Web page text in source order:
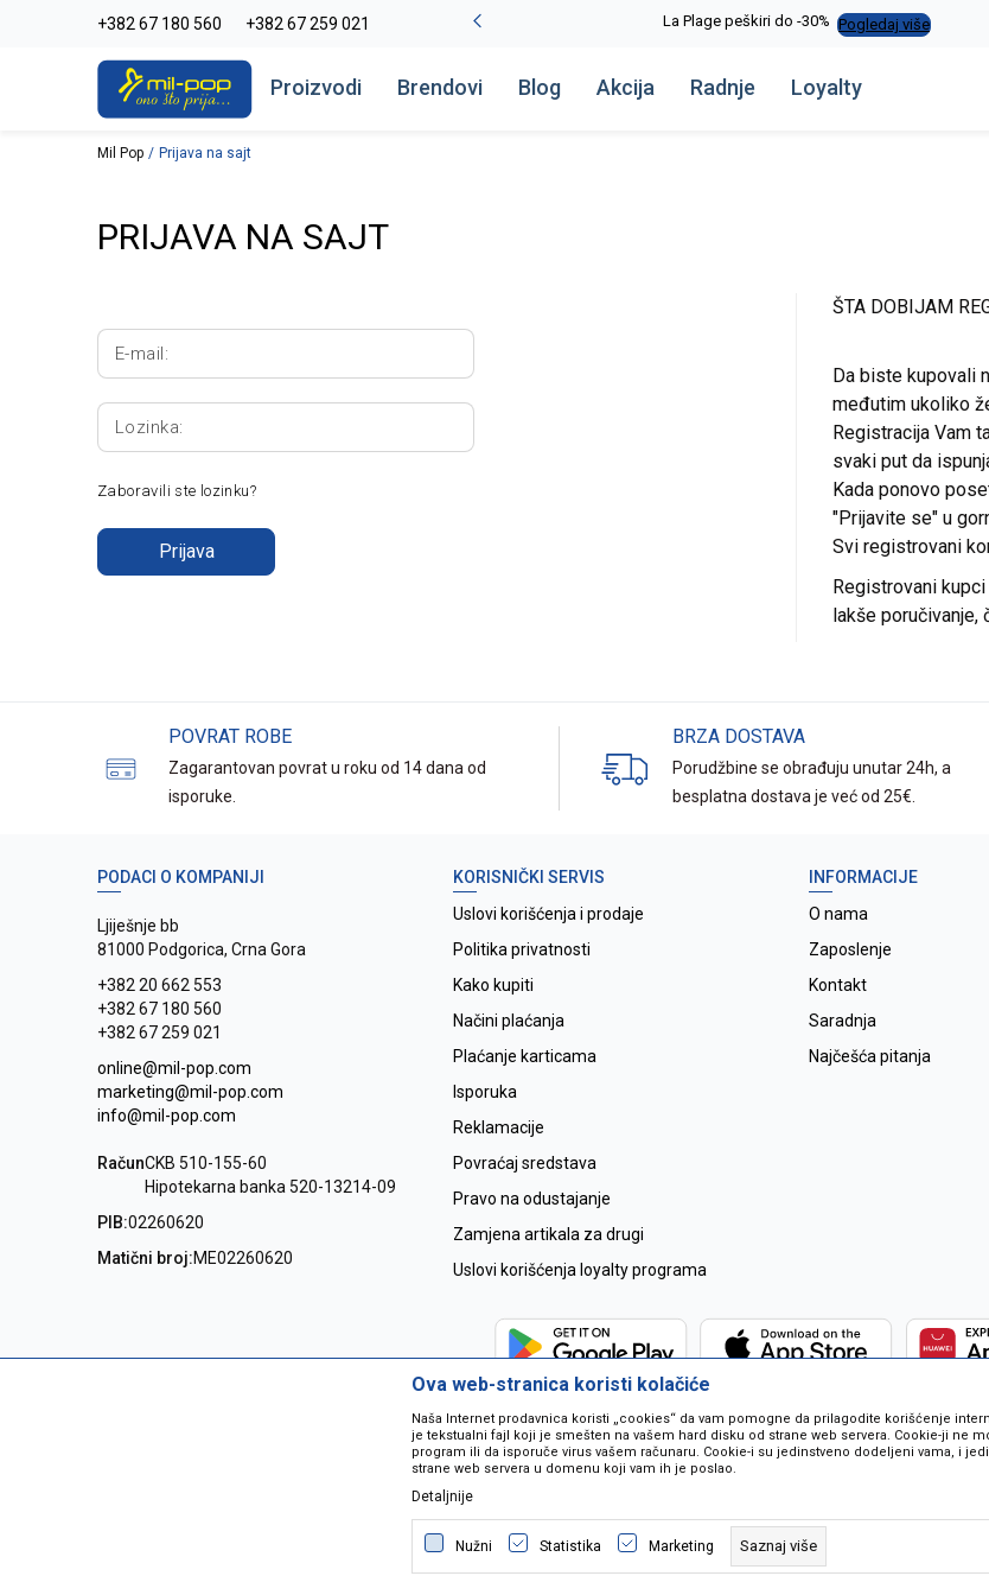
+382 67 180 560 +382 67 259 021
-20% na kompletan asortiman Pogledaj više La Plage peškiri do -30% Pogledaj više
Proizvodi Brendovi Blog Akcija Radnje Loyalty
Mil Pop Prijava na sajt
PRIJAVA NA SAJT
E-mail:
Lozinka:
Zaboravili ste lozinku?
Prijava
ŠTA DOBIJAM
Da biste kupovali
međutim ukoliko
Registracija Vam
svaki put da
Kada ponovo
"Prijavite se" u
Svi registrovani
Registrovani
lakše poručivanje,
POVRAT ROBE
Zagarantovan povrat u roku od 14 dana od
isporuke.
BRZA DOSTAVA
Porudžbine se obrađuju unutar 24h, a
besplatna dostava je već od 25€.
PODACI O KOMPANIJI
Ljiješnje bb
81000 Podgorica, Crna Gora
+382 20 662 553
+382 67 180 560
+382 67 259 021
online@mil-pop.com
marketing@mil-pop.com
info@mil-pop.com
RačunCKB 510-155-60
Hipotekarna banka 520-13214-09
PIB:02260620
Matični broj:ME02260620
KORISNIČKI SERVIS
Uslovi korišćenja i prodaje
Politika privatnosti
Kako kupiti
Načini plaćanja
Plaćanje karticama
Isporuka
Reklamacije
Povraćaj sredstava
Pravo na odustajanje
Zamjena artikala za drugi
Uslovi korišćenja loyalty programa
INFORMACIJE
O nama
Zaposlenje
Kontakt
Saradnja
Najčešća pitanja
Nastojimo da budemo što precizniji u opisu proizvoda, prikazu slika i samih cijena ali ne možemo
grešaka. Svi artikli na sajtu su dio naše ponude i ne podrazumjeva se da su dostupni u svakom
pozivom na broj 067259021.
©2026www.mil-pop.com, IzradaNB SOFT. Sva prava
Ova web-stranica koristi kolačiće
Naša Internet prodavnica koristi „cookies“ da vam pomogne da prilagodite korišćenje
je tekstualni fajl koji je smešten na vašem hard disku od strane web servera. Cookie-ji ne
program ili da isporuče virus vašem računaru. Cookie-i su jedinstveno dodeljeni vama, i
strane web servera u domenu koji vam ih je poslao.
Detaljnije
Nužni Statistika Marketing Saznaj više